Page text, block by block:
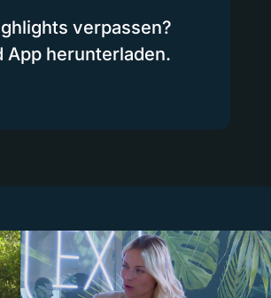
verpassen?
App herunterladen.